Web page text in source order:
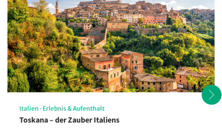
Italien · Erlebnis & Aufenthalt
Toskana – der Zauber Italiens